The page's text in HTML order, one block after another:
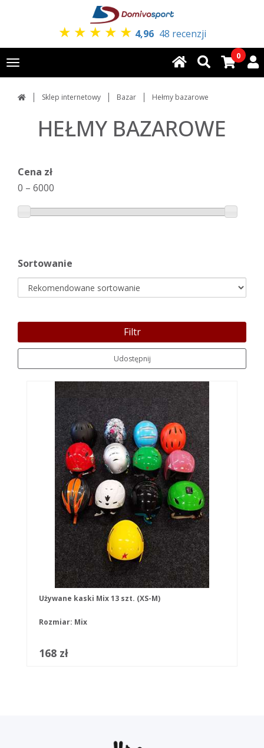
★ ★ ★ ★ ★ 4,96 48 recenzji
Toggle
navigation
0
Sklep internetowy Bazar Hełmy bazarowe
HEŁMY BAZAROWE
Cena zł
0 – 6000
Sortowanie
Filtr
Udostępnij
Używane kaski Mix 13 szt. (XS-M)
Rozmiar: Mix
168 zł